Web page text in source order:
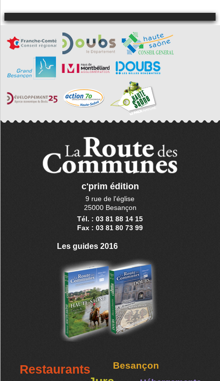
c'prim édition
9 rue de l'église
25000 Besançon
Tél. : 03 81 88 14 15
Fax : 03 81 80 73 99
Les guides 2016
Restaurants Besançon